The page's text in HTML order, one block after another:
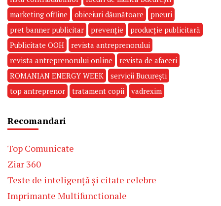
marketing offline
obiceiuri dăunătoare
pneuri
pret banner publicitar
prevenție
producție publicitară
Publicitate OOH
revista antreprenorului
revista antreprenorului online
revista de afaceri
ROMANIAN ENERGY WEEK
servicii București
top antreprenor
tratament copii vadrexim
Recomandari
Top Comunicate
Ziar 360
Teste de inteligență și citate celebre
Imprimante Multifunctionale